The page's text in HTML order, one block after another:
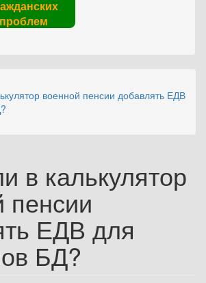
проблем
военной пенсии добавлять ЕДВ
в калькулятор
пенсии
ЕДВ для
БД?